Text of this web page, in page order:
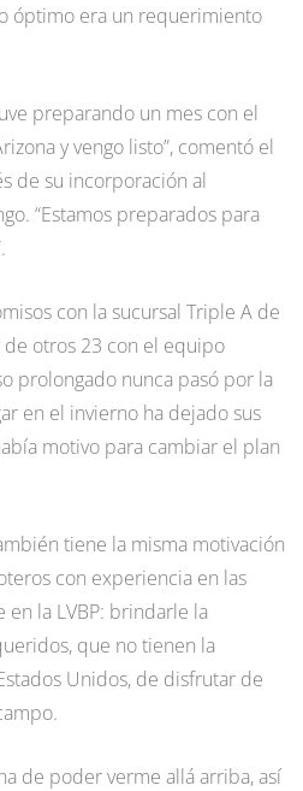
óptimo era un requerimiento
preparando un mes con el
y vengo listo”, comentó el
de su incorporación al
“Estamos preparados para
con la sucursal Triple A de
de otros 23 con el equipo
prolongado nunca pasó por la
en el invierno ha dejado sus
motivo para cambiar el plan
tiene la misma motivación
con experiencia en las
en la LVBP: brindarle la
que no tienen la
Unidos, de disfrutar de
de poder verme allá arriba, así